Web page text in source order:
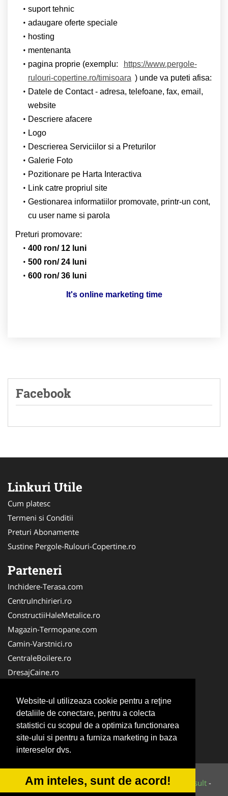
Website-ul utilizeaza cookie pentru a reţine
detaliile de conectare, pentru a colecta
statistici cu scopul de a optimiza functionarea
site-ului si pentru a furniza marketing in baza
intereselor dvs.
Am inteles, sunt de acord!
suport tehnic
adaugare oferte speciale
hosting
mentenanta
pagina proprie (exemplu:
https://www.pergole-
rulouri-copertine.ro/timisoara ) unde va puteti afisa:
Datele de Contact - adresa, telefoane, fax, email,
website
Descriere afacere
Logo
Descrierea Serviciilor si a Preturilor
Galerie Foto
Pozitionare pe Harta Interactiva
Link catre propriul site
Gestionarea informatiilor promovate, printr-un cont,
cu user name si parola
Preturi promovare:
400 ron/ 12 luni
500 ron/ 24 luni
600 ron/ 36 luni
It's online marketing time
Facebook
Linkuri Utile
Cum platesc
Termeni si Conditii
Preturi Abonamente
Sustine Pergole-Rulouri-Copertine.ro
Parteneri
Inchidere-Terasa.com
CentruInchirieri.ro
ConstructiiHaleMetalice.ro
Magazin-Termopane.com
Camin-Varstnici.ro
CentraleBoilere.ro
DresajCaine.ro
Alpinist-Utilitar.com
CuratenieSpatiiComerciale.ro
FirmaTractariAuto.ro
Service-Reparatii.com
© 2014-2026 Powered byVilonMedia&Tokaido Consult -